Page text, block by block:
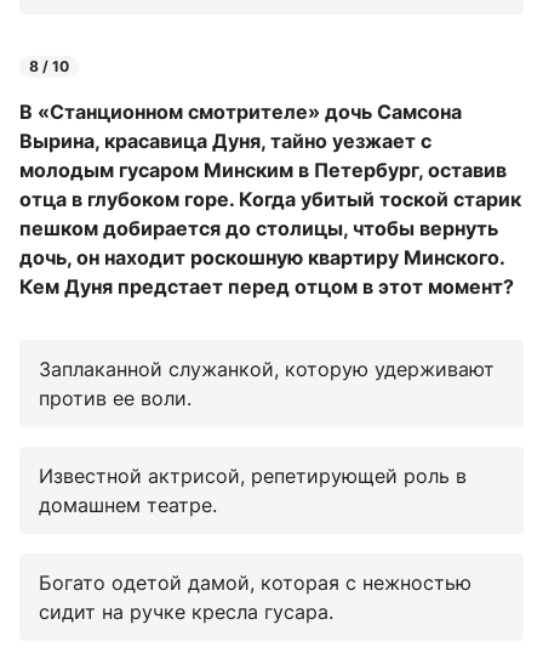
8 / 10
В «Станционном смотрителе» дочь Самсона
Вырина, красавица Дуня, тайно уезжает с
молодым гусаром Минским в Петербург, оставив
отца в глубоком горе. Когда убитый тоской старик
пешком добирается до столицы, чтобы вернуть
дочь, он находит роскошную квартиру Минского.
Кем Дуня предстает перед отцом в этот момент?
Заплаканной служанкой, которую удерживают
против ее воли.
Известной актрисой, репетирующей роль в
домашнем театре.
Богато одетой дамой, которая с нежностью
сидит на ручке кресла гусара.